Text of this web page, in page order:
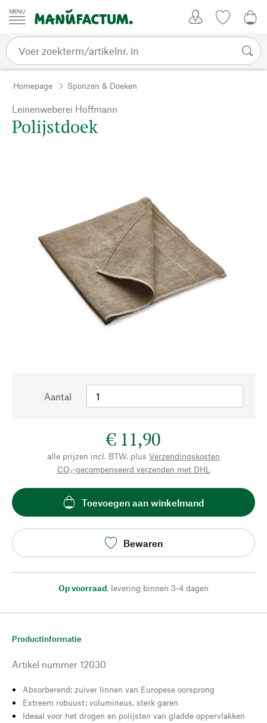
Passer au contenu
Homepage Sponzen & Doeken
Leinenweberei Hoffmann
Polijstdoek
Aantal
€ 11,90
alle prijzen incl. BTW, plus Verzendingskosten
CO₂-gecompenseerd verzenden met DHL
Toevoegen aan winkelmand
Bewaren
Op voorraad, levering binnen 3-4 dagen
Productinformatie
Artikel nummer 12030
Absorberend: zuiver linnen van Europese oorsprong
Extreem robuust: volumineus, sterk garen
Ideaal voor het drogen en polijsten van gladde oppervlakken